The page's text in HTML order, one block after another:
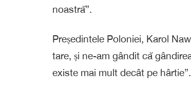
noastră”.
Președintele Poloniei, Karol
tare, și ne-am gândit că
existe mai mult decât pe hârtie”.